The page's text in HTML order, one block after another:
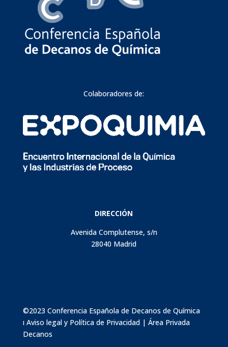
Colaboradores de:
DIRECCIÓN
Avenida Complutense, s/n
28040 Madrid
©2023 Conferencia Española de Decanos de Química
ı Aviso legal y Política de Privacidad| Área Privada
Decanos